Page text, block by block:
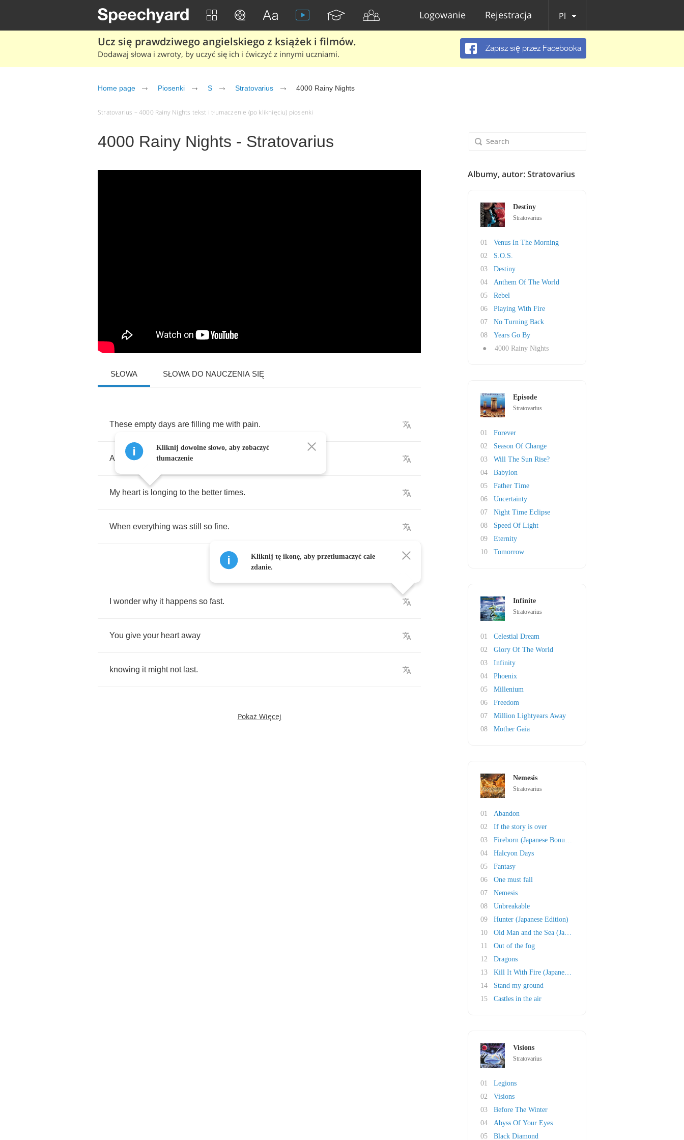
Logowanie Rejestracja Pl
Ucz się prawdziwego angielskiego z książek i filmów.
Dodawaj słowa i zwroty, by uczyć się ich i ćwiczyć z innymi uczniami.
Zapisz się przez Facebooka
Home page Piosenki S Stratovarius 4000 Rainy Nights
Stratovarius – 4000 Rainy Nights tekst i tłumaczenie (po kliknięciu) piosenki
4000 Rainy Nights - Stratovarius
SŁOWA SŁOWA DO NAUCZENIA SIĘ
These empty days are filling me with pain.
After I left seems my life
My heart is longing to the better times.
When everything was still so fine.
wonder why it happens so fast.
You give your heart away
knowing it might not last.
Pokaż Więcej
Kliknij dowolne słowo, aby zobaczyć
tłumaczenie
Kliknij tę ikonę, aby przetłumaczyć całe
zdanie.
Albumy, autor: Stratovarius
Destiny
Stratovarius
01
Venus In The Morning
02
S.O.S.
03
Destiny
04
Anthem Of The World
05
Rebel
06
Playing With Fire
07
No Turning Back
08
Years Go By
●
4000 Rainy Nights
Episode
Stratovarius
01
Forever
02
Season Of Change
03
Will The Sun Rise?
04
Babylon
05
Father Time
06
Uncertainty
07
Night Time Eclipse
08
Speed Of Light
09
Eternity
10
Tomorrow
Infinite
Stratovarius
01
Celestial Dream
02
Glory Of The World
03
Infinity
04
Phoenix
05
Millenium
06
Freedom
07
Million Lightyears Away
08
Mother Gaia
Nemesis
Stratovarius
01
Abandon
02
If the story is over
03
Fireborn (Japanese Bonustrack)
04
Halcyon Days
05
Fantasy
06
One must fall
07
Nemesis
08
Unbreakable
09
Hunter (Japanese Edition)
10
Old Man and the Sea (Japanese Bonustrack)
11
Out of the fog
12
Dragons
13
Kill It With Fire (Japanese Bonustrack)
14
Stand my ground
15
Castles in the air
Visions
Stratovarius
01
Legions
02
Visions
03
Before The Winter
04
Abyss Of Your Eyes
05
Black Diamond